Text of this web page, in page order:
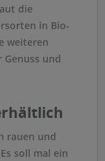
die
in Bio-
weiteren
und
rauen und
soll mal ein